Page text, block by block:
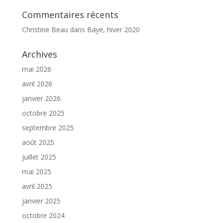
Commentaires récents
Christine Beau dans Baye, hiver 2020
Archives
mai 2026
avril 2026
janvier 2026
octobre 2025
septembre 2025
août 2025
juillet 2025
mai 2025
avril 2025
janvier 2025
octobre 2024